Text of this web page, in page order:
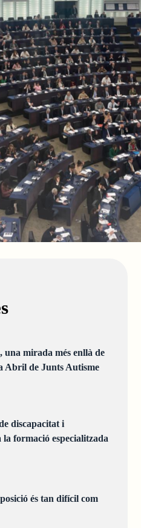
una mirada més enllà de
Abril de Junts Autisme
discapacitat i
formació especialitzada
és tan difícil com